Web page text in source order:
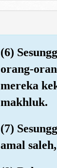
(6)
orang-
mereka
makhluk.
(7)
amal